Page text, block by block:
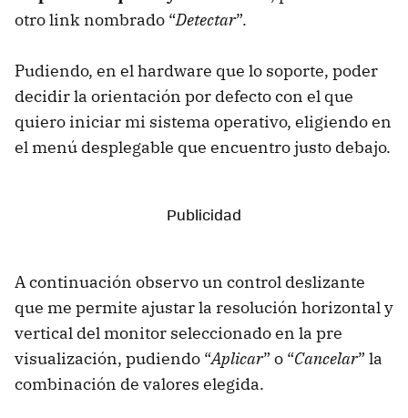
otro link nombrado “Detectar”.
Pudiendo, en el hardware que lo soporte, poder
decidir la orientación por defecto con el que
quiero iniciar mi sistema operativo, eligiendo en
el menú desplegable que encuentro justo debajo.
A continuación observo un control deslizante
que me permite ajustar la resolución horizontal y
vertical del monitor seleccionado en la pre
visualización, pudiendo “Aplicar” o “Cancelar” la
combinación de valores elegida.